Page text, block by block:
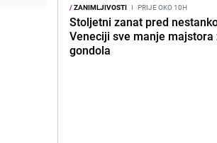
/ZANIMLJIVOSTI I PRIJE OKO 10H
Stoljetni zanat pred
Veneciji sve manje majstora
gondola